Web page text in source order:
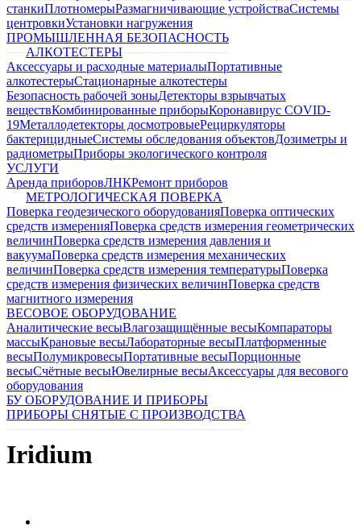
станкиПлотномерыРазмагничивающие устройстваСистемы
центровкиУстановки нагружения
ПРОМЫШЛЕННАЯ БЕЗОПАСНОСТЬ
АЛКОТЕСТЕРЫ
Аксессуары и расходные материалыПортативные
алкотестерыСтационарные алкотестеры
Безопасность рабочей зоныДетекторы взрывчатых
веществКомбинированные приборыКоронавирус COVID-
19Металлодетекторы досмотровыеРециркуляторы
бактерицидныеСистемы обследования объектовДозиметры и
радиометрыПриборы экологического контроля
УСЛУГИ
Аренда приборовЛНКРемонт приборов
МЕТРОЛОГИЧЕСКАЯ ПОВЕРКА
Поверка геодезического оборудованияПоверка оптических
средств измеренияПоверка средств измерения геометрических
величинПоверка средств измерения давления и
вакуумаПоверка средств измерения механических
величинПоверка средств измерения температурыПоверка
средств измерения физических величинПоверка средств
магнитного измерения
ВЕСОВОЕ ОБОРУДОВАНИЕ
Аналитические весыВлагозащищённые весыКомпараторы
массыКрановые весыЛабораторные весыПлатформенные
весыПолумикровесыПортативные весыПорционные
весыСчётные весыЮвелирные весыАксессуары для весового
оборудования
БУ ОБОРУДОВАНИЕ И ПРИБОРЫ
ПРИБОРЫ СНЯТЫЕ С ПРОИЗВОДСТВА
Iridium